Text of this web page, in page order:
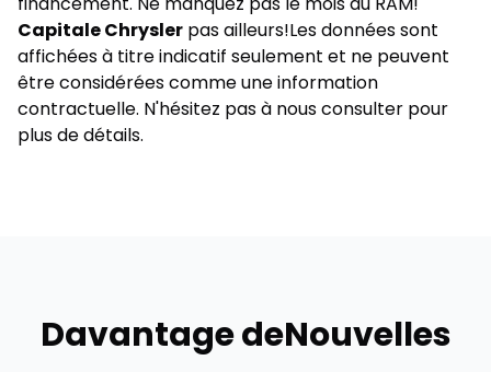
Capitale Chrysler pas ailleurs!Les données sont
affichées à titre indicatif seulement et ne peuvent
être considérées comme une information
contractuelle. N'hésitez pas à nous consulter pour
plus de détails.
Davantage deNouvelles